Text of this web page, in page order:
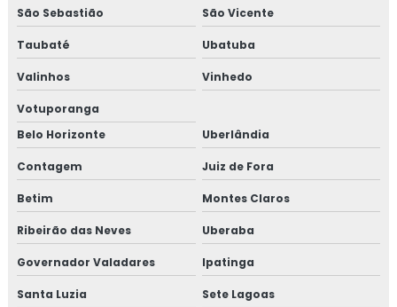
São Sebastião São Vicente
Taubaté Ubatuba
Valinhos Vinhedo
Votuporanga
Belo Horizonte
Uberlândia
Contagem Juiz de Fora
Betim Montes Claros
Ribeirão das Neves Uberaba
Governador Valadares Ipatinga
Santa Luzia Sete Lagoas